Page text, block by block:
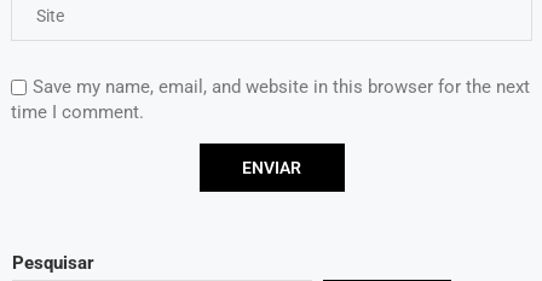
Save my name, email, and website in this browser for the next
time I comment.
Pesquisar